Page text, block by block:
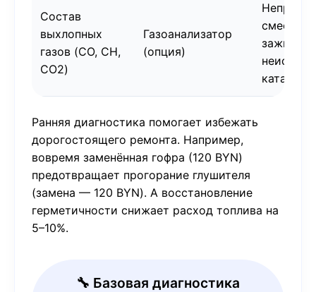
Состав
выхлопных
газов (CO, CH,
CO2)
Газоанализатор
(опция)
смесь,
Ранняя диагностика помогает избежать
дорогостоящего ремонта. Например,
вовремя заменённая гофра (120 BYN)
предотвращает прогорание глушителя
(замена — 120 BYN). А восстановление
герметичности снижает расход топлива на
5–10%.
🔧 Базовая диагностика